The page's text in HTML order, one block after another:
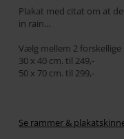
Plakat med citat om at
in rain...
Vælg mellem 2
30 x 40 cm. til 249,-
50 x 70 cm. til 299,-
Se rammer &